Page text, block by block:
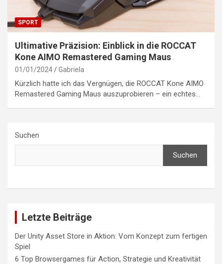
SPORT
Ultimative Präzision: Einblick in die ROCCAT
Kone AIMO Remastered Gaming Maus
01/01/2024 Gabriela
Kürzlich hatte ich das Vergnügen, die ROCCAT Kone AIMO
Remastered Gaming Maus auszuprobieren – ein echtes…
Suchen
Suchen
Letzte Beiträge
Der Unity Asset Store in Aktion: Vom Konzept zum fertigen
Spiel
6 Top Browsergames für Action, Strategie und Kreativität